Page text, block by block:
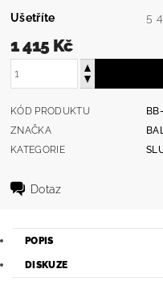
Ušetříte
5
1 415 Kč
KÓD PRODUKTU
ZNAČKA
KATEGORIE
Dotaz
POPIS
DISKUZE